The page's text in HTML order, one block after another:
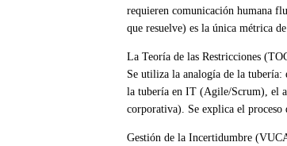
requieren comunicación humana
que resuelve) es la única métrica
La Teoría de las Restricciones
Se utiliza la analogía de la tubería:
la tubería en IT (Agile/Scrum), el
corporativa). Se explica el
Gestión de la Incertidumbre